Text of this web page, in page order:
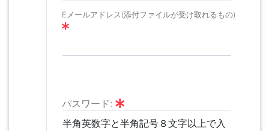
Eメールアドレス(添付ファイルが受け取れるもの)
パスワード:
半角英数字と半角記号８文字以上で入